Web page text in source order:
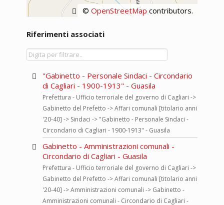
© OpenStreetMap contributors.
Riferimenti associati
"Gabinetto - Personale Sindaci - Circondario
di Cagliari - 1900-1913" - Guasila
Prefettura - Ufficio terroriale del governo di Cagliari ->
Gabinetto del Prefetto -> Affari comunali [titolario anni
'20-40] -> Sindaci -> "Gabinetto - Personale Sindaci -
Circondario di Cagliari - 1900-1913" - Guasila
Gabinetto - Amministrazioni comunali -
Circondario di Cagliari - Guasila
Prefettura - Ufficio terroriale del governo di Cagliari ->
Gabinetto del Prefetto -> Affari comunali [titolario anni
'20-40] -> Amministrazioni comunali -> Gabinetto -
Amministrazioni comunali - Circondario di Cagliari -